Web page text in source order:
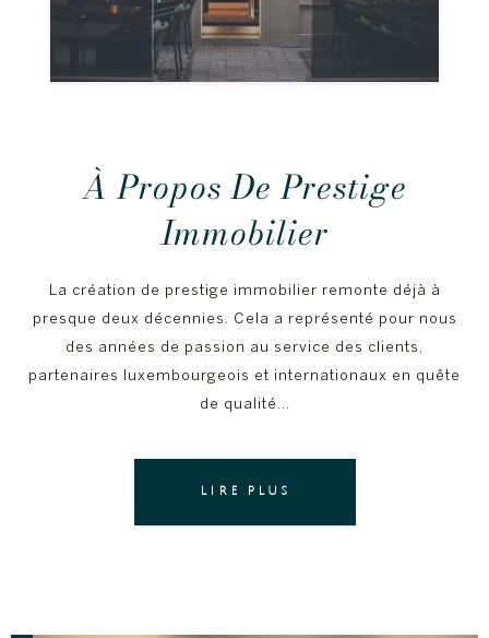
EXPLORER NOS BIENS
À Propos De Prestige
Immobilier
La création de prestige immobilier remonte déjà à
presque deux décennies. Cela a représenté pour nous
des années de passion au service des clients,
partenaires luxembourgeois et internationaux en quête
de qualité…
LIRE PLUS